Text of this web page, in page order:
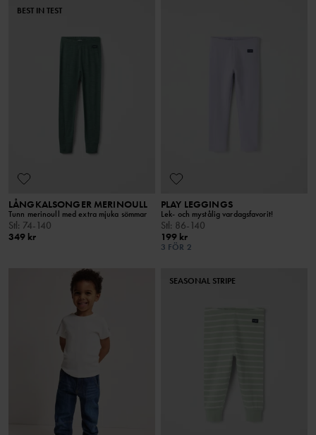
BEST IN TEST
LÅNGKALSONGER MERINOULL
Tunn merinoull med extra mjuka sömmar
Stl: 74-140
349 kr
PLAY LEGGINGS
Lek- och mystålig vardagsfavorit!
Stl: 86-140
199 kr
3 FÖR 2
SEASONAL STRIPE